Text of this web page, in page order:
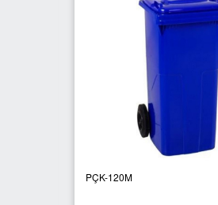
PÇK-120M